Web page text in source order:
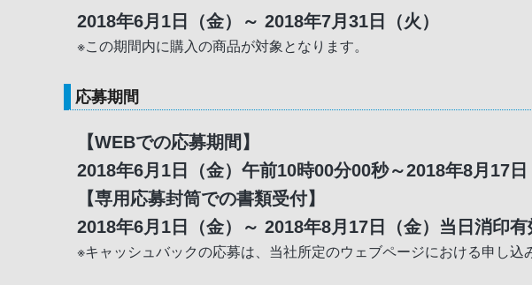
2018年6月1日（金）～ 2018年7月31日（火）
※この期間内に購入の商品が対象となります。
応募期間
【WEBでの応募期間】
2018年6月1日（金）午前10時00分00秒～2018年8月17
【専用応募封筒での書類受付】
2018年6月1日（金）～ 2018年8月17日（金）当日消印有
※キャッシュバックの応募は、当社所定のウェブページにおける申し